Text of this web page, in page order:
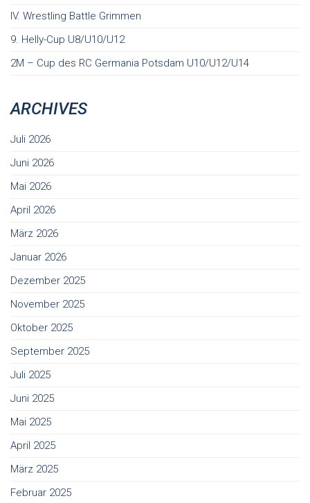
IV. Wrestling Battle Grimmen
9. Helly-Cup U8/U10/U12
2M – Cup des RC Germania Potsdam U10/U12/U14
ARCHIVES
Juli 2026
Juni 2026
Mai 2026
April 2026
März 2026
Januar 2026
Dezember 2025
November 2025
Oktober 2025
September 2025
Juli 2025
Juni 2025
Mai 2025
April 2025
März 2025
Februar 2025